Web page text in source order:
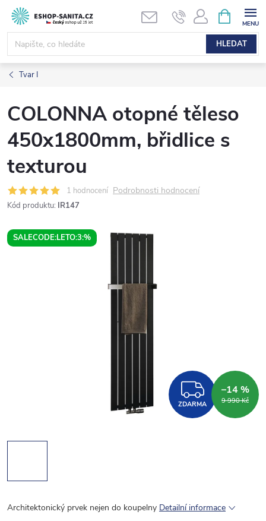
Přejít
obsah
HLEDAT
NÁKUPNÍ
KOŠÍK
Tvar I
COLONNA otopné těleso
450x1800mm, břidlice s
texturou
1 hodnocení Podrobnosti hodnocení
Kód produktu: IR147
SALECODE:LETO:3:%
ZDARMA 9 990 Kč
–14 %
Architektonický prvek nejen do koupelny Detailní informace